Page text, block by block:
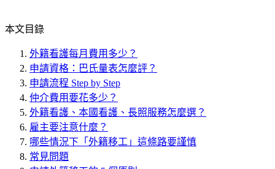
本文目錄
外籍看護每月費用多少？
申請資格：巴氏量表怎麼評？
申請流程 Step by Step
仲介費用要花多少？
外籍看護、本國看護、長照服務怎麼選？
雇主要注意什麼？
哪些情況下「外籍移工」這條路要謹慎
常見問題